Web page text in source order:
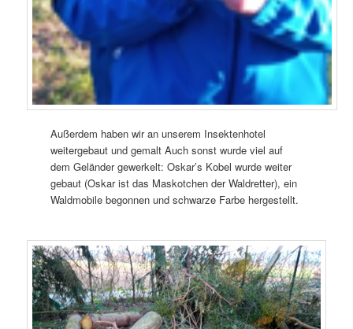
Außerdem haben wir an unserem Insektenhotel
weitergebaut und gemalt Auch sonst wurde viel auf
dem Geländer gewerkelt: Oskar’s Kobel wurde weiter
gebaut (Oskar ist das Maskotchen der Waldretter), ein
Waldmobile begonnen und schwarze Farbe hergestellt.